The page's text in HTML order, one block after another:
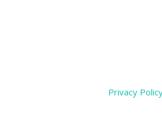
Privacy